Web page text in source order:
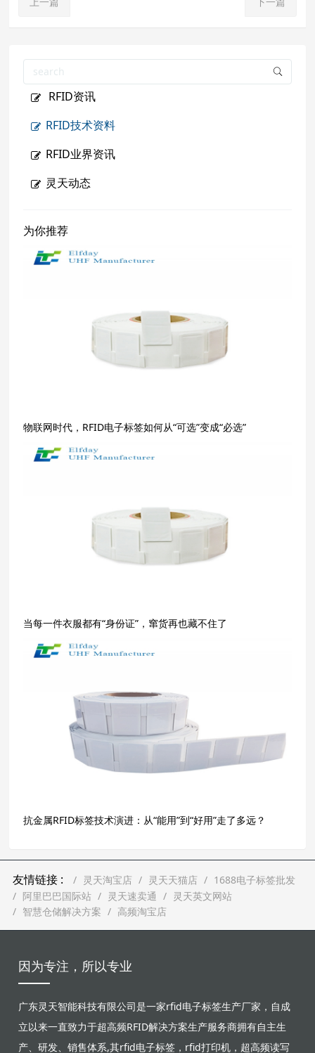
RFID资讯
RFID技术资料
RFID业界资讯
灵天动态
为你推荐
物联网时代，RFID电子标签如何从“可选”变成“必选”
当每一件衣服都有“身份证”，窜货再也藏不住了
抗金属RFID标签技术演进：从“能用”到“好用”走了多远？
友情链接 : 灵天淘宝店 灵天天猫店
1688电子标签批发
阿里巴巴国际站
灵天速卖通
灵天英文网站
智慧仓储解决方案
高频淘宝店
因为专注，所以专业
广东灵天智能科技有限公司是一家rfid电子标签生产厂家，自成
立以来一直致力于超高频RFID解决方案生产服务商拥有自主生
产、研发、销售体系,其rfid电子标签，rfid打印机，超高频读写